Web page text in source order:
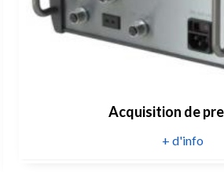
Acquisition de
+ d'info